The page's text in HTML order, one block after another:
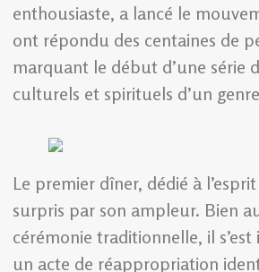
enthousiaste, a lancé le
ont répondu des centaines de
marquant le début d’une série
culturels et spirituels d’un
Le premier dîner, dédié à
surpris par son ampleur. Bien
cérémonie traditionnelle, il
un acte de réappropriation